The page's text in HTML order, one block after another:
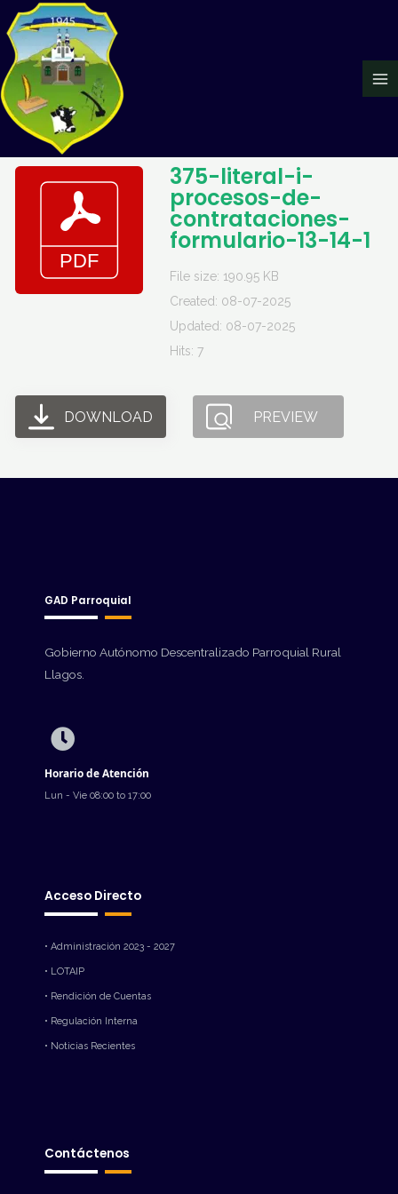
al
contenido
375-literal-i-
procesos-de-
contrataciones-
formulario-13-14-1
File size: 190.95 KB
Created: 08-07-2025
Updated: 08-07-2025
Hits: 7
DOWNLOAD PREVIEW
GAD Parroquial
Gobierno Autónomo Descentralizado Parroquial Rural
Llagos.
Horario de Atención
Lun - Vie 08:00 to 17:00
Acceso Directo
• Administración 2023 - 2027
• LOTAIP
• Rendición de Cuentas
• Regulación Interna
• Noticias Recientes
Contáctenos